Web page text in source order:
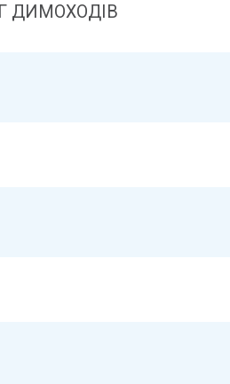
ДИМОХОДІВ